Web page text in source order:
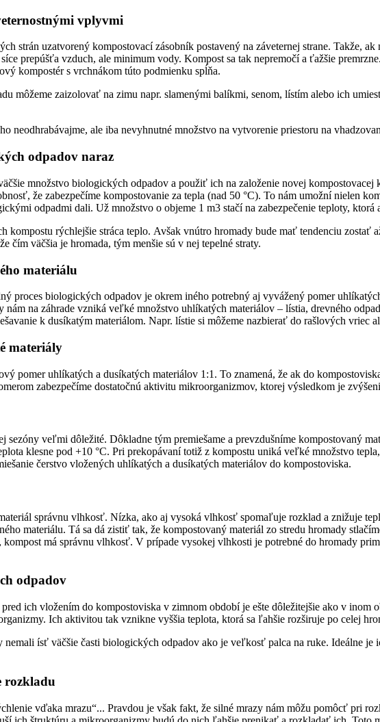
vplyvmi
strán uzatvorený kompostovací zásobník postavený na záveternej strane. Takže,
prepúšťa vzduch, ale minimum vody. Kompost sa tak nepremočí a ťažšie
kompostér s vrchnákom túto podmienku spĺňa.
môžeme zaizolovať na zimu napr. slamenými balíkmi, senom, lístím alebo ich
neodhrabávajme, ale iba nevyhnutné množstvo na vytvorenie priestoru na
odpadov naraz
množstvo biologických odpadov a použiť ich na založenie novej
že zabezpečíme kompostovanie za tepla (nad 50 °C). To nám umožní nielen
odpadmi dali. Už množstvo o objeme 1 m3 stačí na zabezpečenie teploty,
kompostu rýchlejšie stráca teplo. Avšak vnútro hromady bude mať tendenciu zostať
čím väčšia je hromada, tým menšie sú v nej tepelné straty.
materiálu
proces biologických odpadov je okrem iného potrebný aj vyvážený pomer
nám na záhrade vzniká veľké množstvo uhlíkatých materiálov – lístia, drevného
k dusíkatým materiálom. Napr. lístie si môžeme nazbierať do rašlových vriec
materiály
pomer uhlíkatých a dusíkatých materiálov 1:1. To znamená, že ak do
zabezpečíme dostatočnú aktivitu mikroorganizmov, ktorej výsledkom je
sezóny veľmi dôležité. Dôkladne tým premiešame a prevzdušníme kompostovaný
klesne pod +10 °C. Pri prekopávaní totiž z kompostu uniká veľké množstvo
čerstvo vložených uhlíkatých a dusíkatých materiálov do kompostoviska.
správnu vlhkosť. Nízka, ako aj vysoká vlhkosť spomaľuje rozklad a znižuje
materiálu. Tá sa dá zistiť tak, že kompostovaný materiál zo stredu hromady
kompost má správnu vlhkosť. V prípade vysokej vlhkosti je potrebné do hromady
odpadov
ich vložením do kompostoviska v zimnom období je ešte dôležitejšie ako v inom
Ich aktivitou tak vznikne vyššia teplota, ktorá sa ľahšie rozširuje po celej
nemali ísť väčšie časti biologických odpadov ako je veľkosť palca na ruke. Ideálne
rozkladu
vďaka mrazu“... Pravdou je však fakt, že silné mrazy nám môžu pomôcť pri